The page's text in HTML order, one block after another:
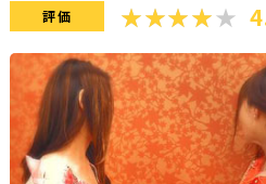
東海
静岡県(44) 愛知県(15)
三重県(9)
評価